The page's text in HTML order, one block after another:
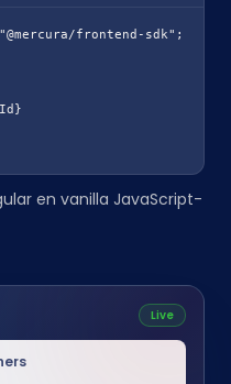
frontend-sdk";
en vanilla JavaScript-
Live